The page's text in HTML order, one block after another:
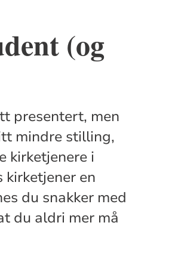
(og
presentert, men
mindre stilling,
kirketjenere i
kirketjener en
du snakker med
du aldri mer må